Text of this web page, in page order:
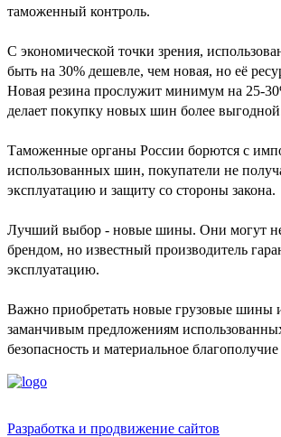
таможенный контроль.
С экономической точки зрения,
быть на 30% дешевле, чем новая, но её
Новая резина прослужит минимум на 25-
делает покупку новых шин более
Таможенные органы России борются с
использованных шин, покупатели не
эксплуатацию и защиту со стороны закона.
Лучший выбор - новые шины. Они могут
брендом, но известный производитель
эксплуатацию.
Важно приобретать новые грузовые шины
заманчивым предложениям
безопасность и материальное
Разработка и продвижение сайтов